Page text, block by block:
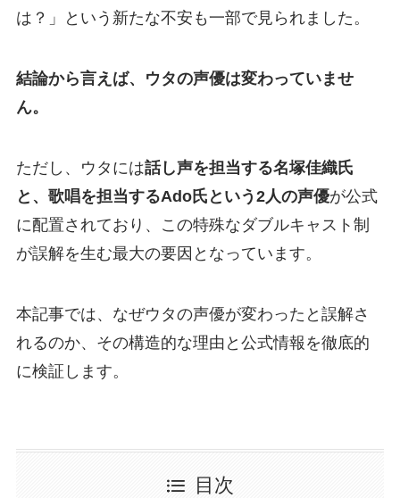
は？」という新たな不安も一部で見られました。
結論から言えば、ウタの声優は変わっていませ
ん。
ただし、ウタには話し声を担当する名塚佳織氏
と、歌唱を担当するAdo氏という2人の声優が公式
に配置されており、この特殊なダブルキャスト制
が誤解を生む最大の要因となっています。
本記事では、なぜウタの声優が変わったと誤解さ
れるのか、その構造的な理由と公式情報を徹底的
に検証します。
目次